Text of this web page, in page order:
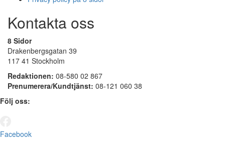
Kontakta oss
8 Sidor
Drakenbergsgatan 39
117 41 Stockholm
Redaktionen: 08-580 02 867
Prenumerera/Kundtjänst: 08-121 060 38
Följ oss:
Facebook